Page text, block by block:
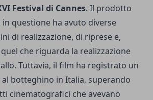
Festival di Cannes. Il prodotto
questione ha avuto diverse
di realizzazione, di riprese e,
che riguarda la realizzazione
Tuttavia, il film ha registrato un
botteghino in Italia, superando
cinematografici che avevano